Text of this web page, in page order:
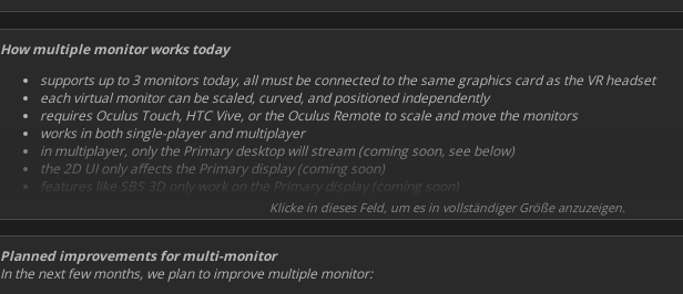
How multiple monitor works today
supports up to 3 monitors today, all must be connected to the same graphics card as the VR headset
each virtual monitor can be scaled, curved, and positioned independently
requires Oculus Touch, HTC Vive, or the Oculus Remote to scale and move the monitors
works in both single-player and multiplayer
in multiplayer, only the Primary desktop will stream (coming soon, see below)
the 2D UI only affects the Primary display (coming soon)
features like SBS 3D only work on the Primary display (coming soon)
Klicke in dieses Feld, um es in vollständiger Größe anzuzeigen.
Planned improvements for multi-monitor
In the next few months, we plan to improve multiple monitor: